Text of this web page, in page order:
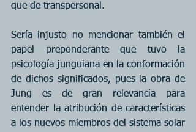
que de transpersonal.
Sería injusto no mencionar también el
papel preponderante que tuvo la
psicología junguiana en la conformación
de dichos significados, pues la obra de
Jung es de gran relevancia para
entender la atribución de características
a los nuevos miembros del sistema solar